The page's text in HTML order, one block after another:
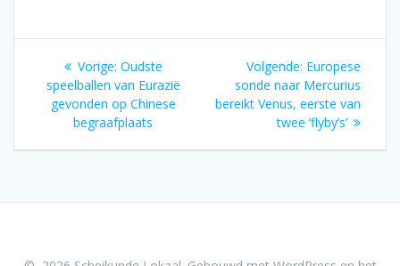
Bericht
navigatie
Vorige: Vorig
bericht:
Oudste
speelballen van Eurazië
gevonden op Chinese
begraafplaats
Volgende: Volgend
bericht:
Europese
sonde naar Mercurius
bereikt Venus, eerste van
twee ‘flyby’s’